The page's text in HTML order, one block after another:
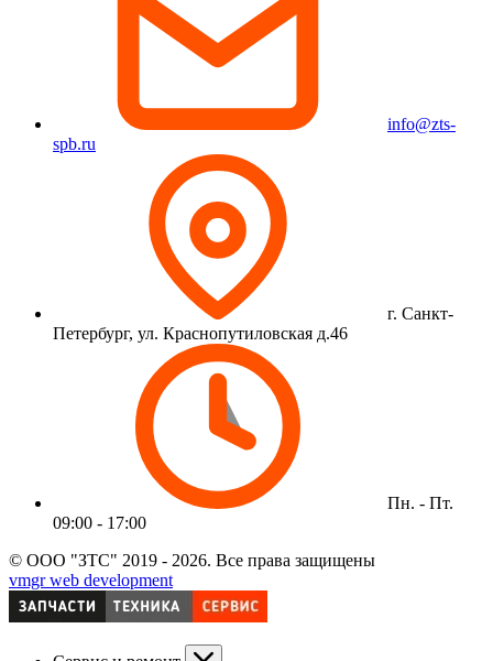
info@zts-
spb.ru
г. Санкт-
Петербург, ул. Краснопутиловская д.46
Пн. - Пт.
09:00 - 17:00
© ООО "ЗТС" 2019 - 2026. Все права защищены
vmgr web development